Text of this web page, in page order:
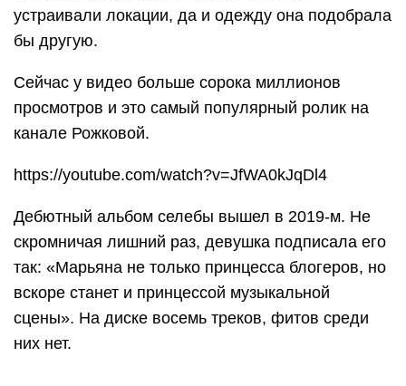
устраивали локации, да и одежду она подобрала
бы другую.
Сейчас у видео больше сорока миллионов
просмотров и это самый популярный ролик на
канале Рожковой.
https://youtube.com/watch?v=JfWA0kJqDl4
Дебютный альбом селебы вышел в 2019-м. Не
скромничая лишний раз, девушка подписала его
так: «Марьяна не только принцесса блогеров, но
вскоре станет и принцессой музыкальной
сцены». На диске восемь треков, фитов среди
них нет.